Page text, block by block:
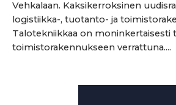
Vehkalaan. Kaksikerroksinen
logistiikka-, tuotanto- ja
Talotekniikkaa on moninkertaisesti
toimistorakennukseen verrattuna....